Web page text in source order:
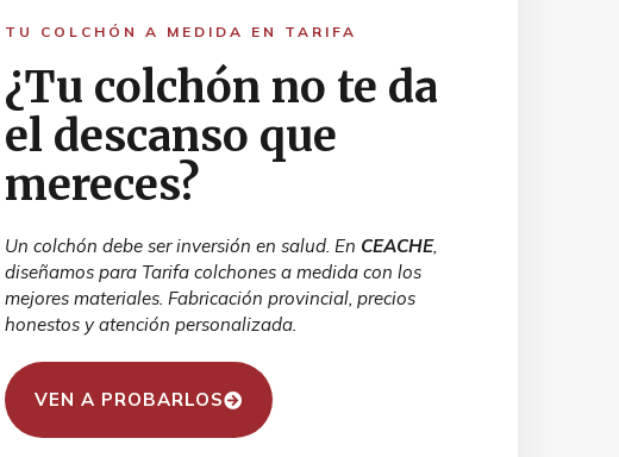
TU COLCHÓN A MEDIDA EN TARIFA
¿Tu colchón no te da
el descanso que
mereces?
Un colchón debe ser inversión en salud. En CEACHE,
diseñamos para Tarifa colchones a medida con los
mejores materiales. Fabricación provincial, precios
honestos y atención personalizada.
VEN A PROBARLOS